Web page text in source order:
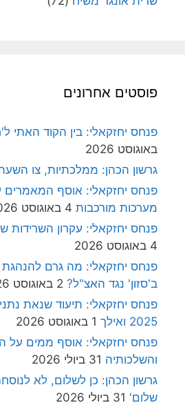
פוסטים אחרונים
פנחס יחזקאלי: בין הקוד האתי
באוגוסט 2026
גרשון הכהן: ממלכתיות, צו
פנחס יחזקאלי: אוסף המאמרים
מערכות מורכבות 4 באוגוסט 2026
פנחס יחזקאלי: עקרון השרידות
4 באוגוסט 2026
פנחס יחזקאלי: מה גרם להנהגת
ב'סזון' נגד האצ"ל? 2 באוגוסט 2026
פנחס יחזקאלי: תיעוד שנאת
2025 ואילך
1 באוגוסט 2026
פנחס יחזקאלי: אוסף ממים על
והשלכותיה 31 ביולי 2026
גרשון הכהן: כן לשלום, לא
שלום' 31 ביולי 2026